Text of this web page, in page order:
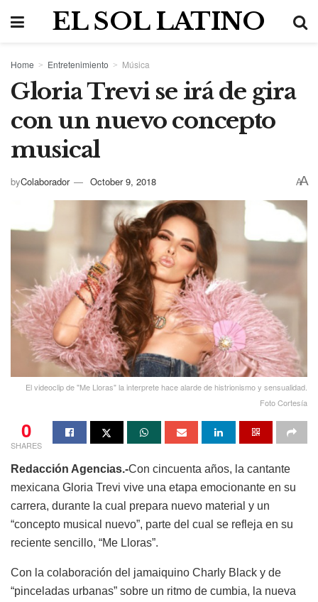
EL SOL LATINO
Home Entretenimiento Música
Gloria Trevi se irá de gira
con un nuevo concepto
musical
byColaborador October 9, 2018 AA
El videoclip de "Me Lloras" la interprete hace alarde de histrionismo y sensualidad.
Foto Cortesía
0
SHARES
Redacción Agencias.-Con cincuenta años, la cantante
mexicana Gloria Trevi vive una etapa emocionante en su
carrera, durante la cual prepara nuevo material y un
“concepto musical nuevo”, parte del cual se refleja en su
reciente sencillo, “Me Lloras”.
Con la colaboración del jamaiquino Charly Black y de
“pinceladas urbanas” sobre un ritmo de cumbia, la nueva